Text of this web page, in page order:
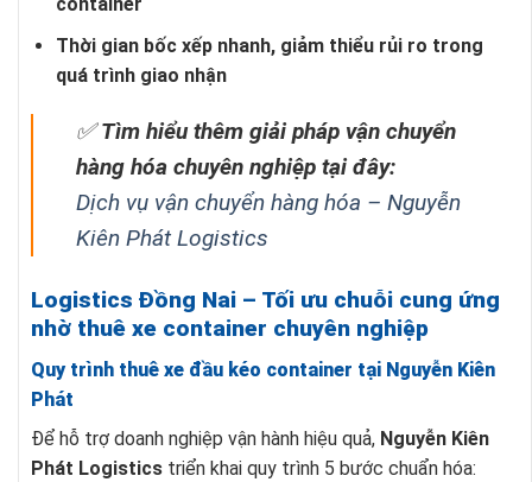
Thời gian bốc xếp nhanh, giảm thiểu rủi ro trong
quá trình giao nhận
✅Tìm hiểu thêm giải pháp vận chuyển
hàng hóa chuyên nghiệp tại đây:
Dịch vụ vận chuyển hàng hóa – Nguyễn
Kiên Phát Logistics
Logistics Đồng Nai – Tối ưu chuỗi cung ứng
nhờ thuê xe container chuyên nghiệp
Quy trình thuê xe đầu kéo container tại Nguyễn Kiên
Phát
Để hỗ trợ doanh nghiệp vận hành hiệu quả, Nguyễn Kiên
Phát Logistics triển khai quy trình 5 bước chuẩn hóa: